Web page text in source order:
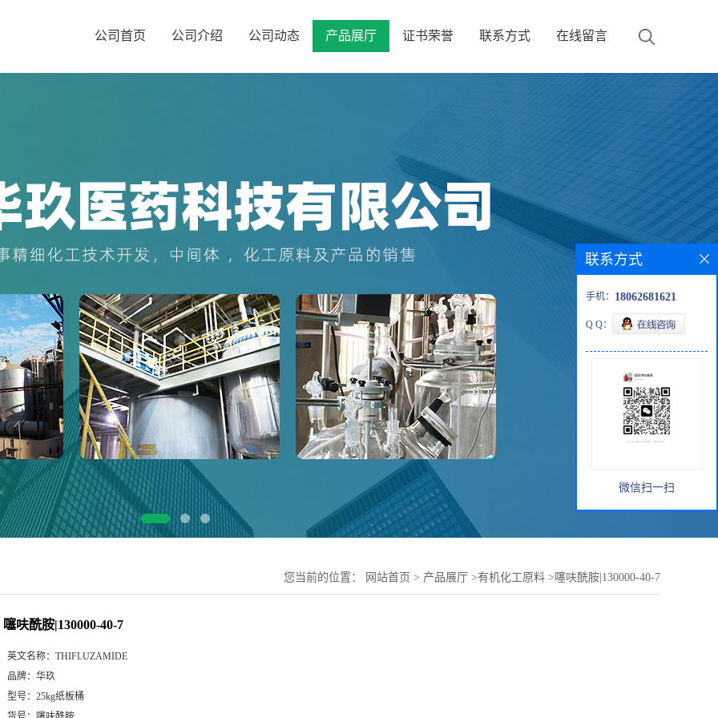
公司首页 公司介绍 公司动态 产品展厅 证书荣誉 联系方式 在线留言
您当前的位置： 网站首页 > 产品展厅 >有机化工原料 >噻呋酰胺|130000-40-7
噻呋酰胺|130000-40-7
英文名称： THIFLUZAMIDE
品牌： 华玖
型号： 25kg纸板桶
联系方式
手机： 18062681621
Q Q：
微信扫一扫